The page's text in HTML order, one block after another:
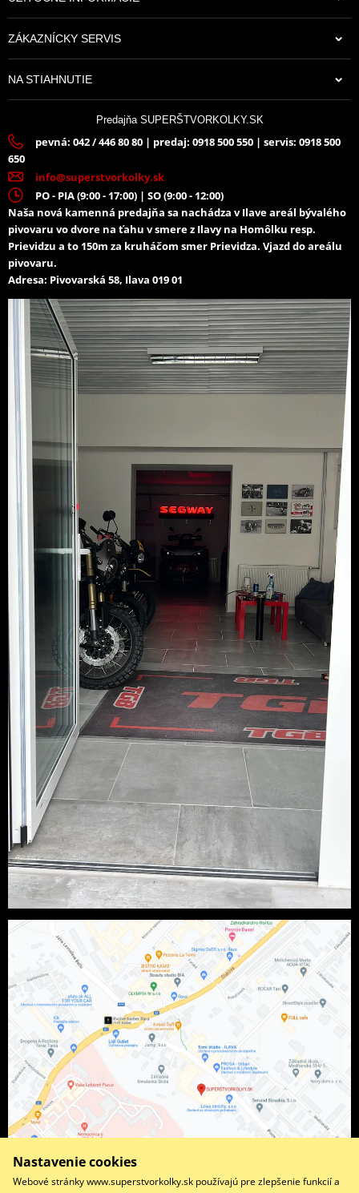
ZÁKAZNÍCKY SERVIS
NA STIAHNUTIE
Predajňa SUPERŠTVORKOLKY.SK
pevná: 042 / 446 80 80 | predaj: 0918 500 550 | servis: 0918 500
650
info@superstvorkolky.sk
PO - PIA (9:00 - 17:00) | SO (9:00 - 12:00)
Naša nová kamenná predajňa sa nachádza v Ilave areál bývalého
pivovaru vo dvore na ťahu v smere z Ilavy na Homôlku resp.
Prievidzu a to 150m za kruháčom smer Prievidza. Vjazd do areálu
pivovaru.
Adresa: Pivovarská 58, Ilava 019 01
Nastavenie cookies
Webové stránky www.superstvorkolky.sk používajú pre zlepšenie funkcií a